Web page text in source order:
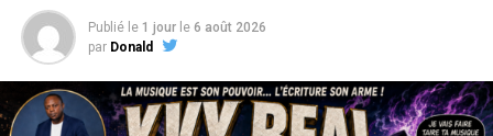
Publié le 1 jour le 6 août 2026
par Donald